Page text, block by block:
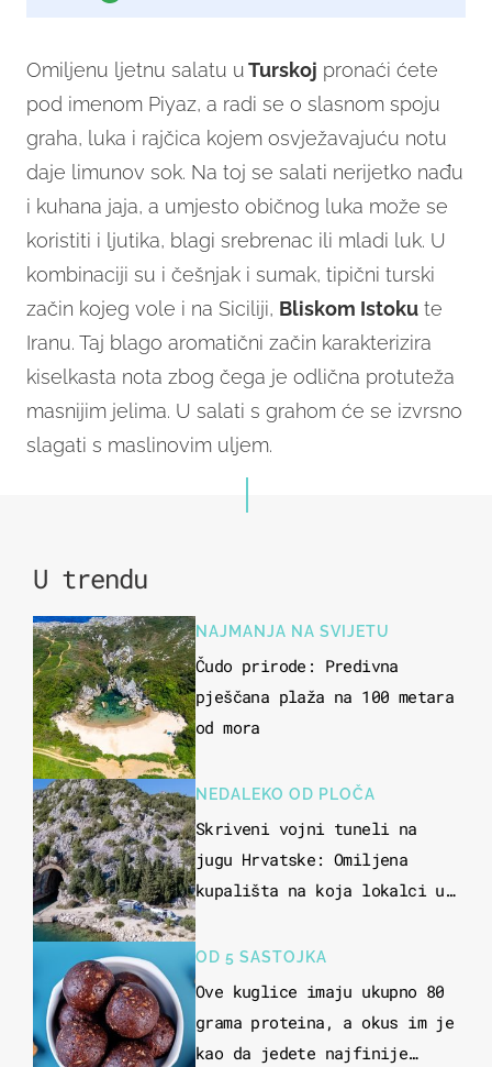
Omiljenu ljetnu salatu uTurskoj pronaći ćete
pod imenom Piyaz, a radi se o slasnom spoju
graha, luka i rajčica kojem osvježavajuću notu
daje limunov sok. Na toj se salati nerijetko nađu
i kuhana jaja, a umjesto običnog luka može se
koristiti i ljutika, blagi srebrenac ili mladi luk. U
kombinaciji su i češnjak i sumak, tipični turski
začin kojeg vole i na Siciliji, Bliskom Istoku te
Iranu. Taj blago aromatični začin karakterizira
kiselkasta nota zbog čega je odlična protuteža
masnijim jelima. U salati s grahom će se izvrsno
slagati s maslinovim uljem.
U trendu
NAJMANJA NA SVIJETU
Čudo prirode: Predivna
pješčana plaža na 100 metara
od mora
NEDALEKO OD PLOČA
Skriveni vojni tuneli na
jugu Hrvatske: Omiljena
kupališta na koja lokalci u
u more
OD 5 SASTOJKA
Ove kuglice imaju ukupno 80
grama proteina, a okus im je
kao da jedete najfinije